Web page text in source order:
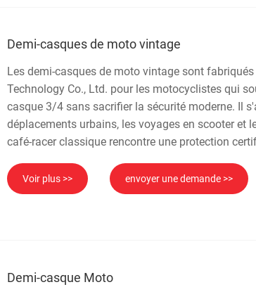
Demi-casques de moto vintage
Les demi-casques de moto vintage sont
Technology Co., Ltd. pour les motocyclistes qui
casque 3/4 sans sacrifier la sécurité moderne. Il
déplacements urbains, les voyages en scooter et
café-racer classique rencontre une protection
Voir plus >> envoyer une demande >>
Demi-casque Moto